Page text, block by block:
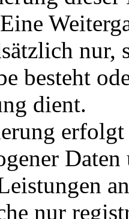
nur,
besteht
dient.
nur